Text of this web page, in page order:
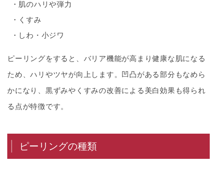
肌のハリや弾力
くすみ
しわ・小ジワ
ピーリングをすると、バリア機能が高まり健康な肌になる
ため、ハリやツヤが向上します。凹凸がある部分もなめら
かになり、黒ずみやくすみの改善による美白効果も得られ
る点が特徴です。
ピーリングの種類